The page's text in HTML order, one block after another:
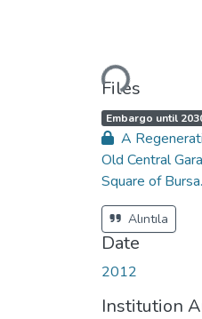
Loading...
Files
A
c
c
e
s
s
a
u
s
:
Embargo until
A
Old Central
Square of
Alıntıla
Date
2012
Institution